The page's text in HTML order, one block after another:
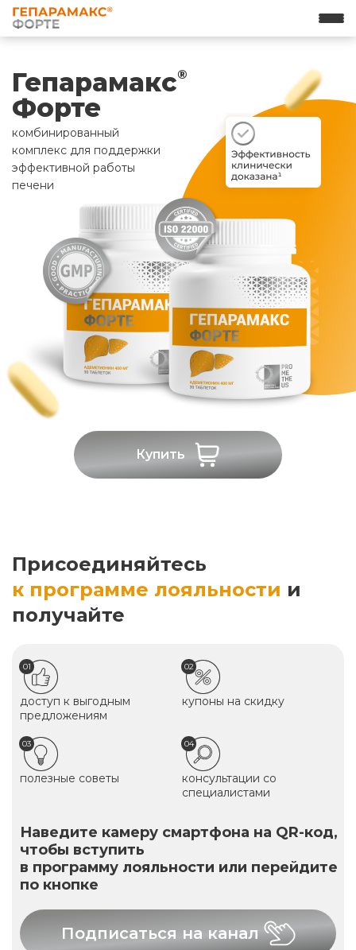
Гепарамакс®
Форте
комбинированный
комплекс для поддержки
эффективной работы
печени
Купить
Присоединяйтесь
к программе лояльности и
получайте
01
доступ к выгодным
предложениям
02
купоны на скидку
03
полезные советы
04
консультации со
специалистами
Наведите камеру смартфона на QR-код,
чтобы вступить
в программу лояльности или перейдите
по кнопке
Подписаться на канал